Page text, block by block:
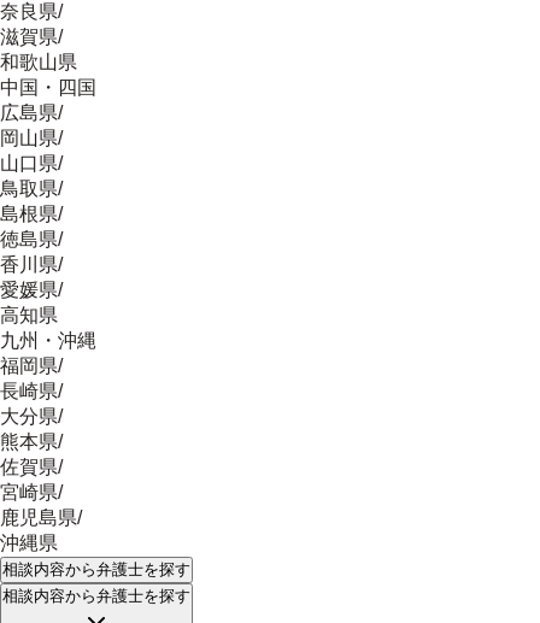
奈良県/
滋賀県/
和歌山県
中国・四国
広島県/
岡山県/
山口県/
鳥取県/
島根県/
徳島県/
香川県/
愛媛県/
高知県
九州・沖縄
福岡県/
長崎県/
大分県/
熊本県/
佐賀県/
宮崎県/
鹿児島県/
沖縄県
相談内容から弁護士を探す
相談内容から弁護士を探す